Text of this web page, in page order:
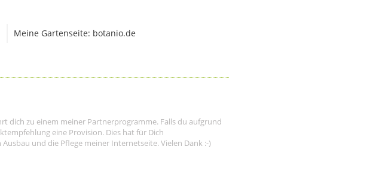
Meine Gartenseite: botanio.de
dich zu einem meiner Partnerprogramme. Falls du aufgrund
eine Provision. Dies hat für Dich
und die Pflege meiner Internetseite. Vielen Dank :-)